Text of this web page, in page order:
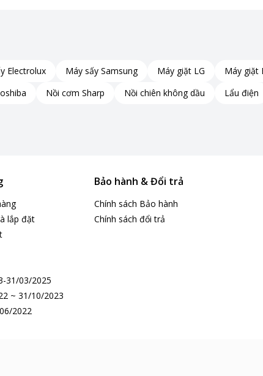
Electrolux Máy sấy Samsung Máy giặt LG Máy giặt
Nồi cơm Sharp Nồi chiên không dầu Lẩu điện
lắp đặt
31/03/2025
~ 31/10/2023
2022
Bảo hành & Đổi trả
Chính sách Bảo hành
Chính sách đổi trả